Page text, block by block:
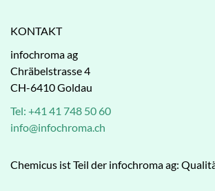
KONTAKT
infochroma ag
Chräbelstrasse 4
CH-6410 Goldau
Tel: +41 41 748 50 60
info@infochroma.ch
Chemicus ist Teil der infochroma ag: